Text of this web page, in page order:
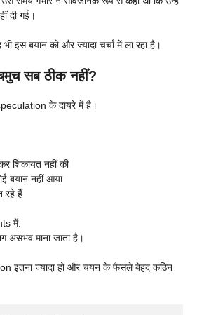
दी गई।
भी इस बयान को और ज्यादा चर्चा में ला रहा है।
सब ठीक नहीं?
के दायरे में है।
शिकायत नहीं की
बयान नहीं आया
रहे हैं
में:
असंभव माना जाता है।
इतना ज्यादा हो और चयन के फैसले बेहद कठिन